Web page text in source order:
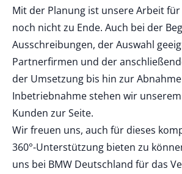
Mit der Planung ist unsere Arbeit für
noch nicht zu Ende. Auch bei der
Ausschreibungen, der Auswahl
Partnerfirmen und der
der Umsetzung bis hin zur
Inbetriebnahme stehen wir
Kunden zur Seite.
Wir freuen uns, auch für dieses
360°-Unterstützung bieten zu
uns bei BMW Deutschland für das